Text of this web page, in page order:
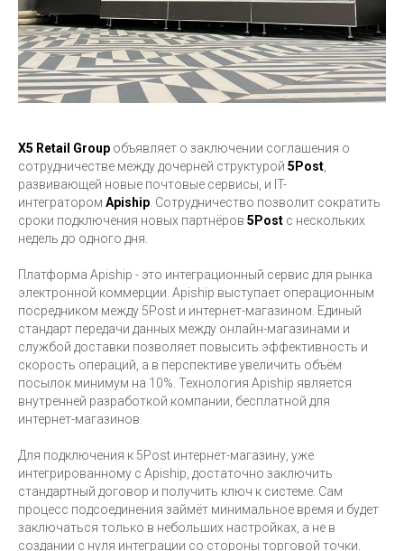
X5 Retail Group объявляет о заключении соглашения о
сотрудничестве между дочерней структурой 5Post,
развивающей новые почтовые сервисы, и IT-
интегратором Apiship. Сотрудничество позволит сократить
сроки подключения новых партнёров 5Post с нескольких
недель до одного дня.
Платформа Apiship - это интеграционный сервис для рынка
электронной коммерции. Apiship выступает операционным
посредником между 5Post и интернет-магазином. Единый
стандарт передачи данных между онлайн-магазинами и
службой доставки позволяет повысить эффективность и
скорость операций, а в перспективе увеличить объём
посылок минимум на 10%. Технология Apiship является
внутренней разработкой компании, бесплатной для
интернет-магазинов.
Для подключения к 5Post интернет-магазину, уже
интегрированному с Apiship, достаточно заключить
стандартный договор и получить ключ к системе. Сам
процесс подсоединения займёт минимальное время и будет
заключаться только в небольших настройках, а не в
создании с нуля интеграции со стороны торговой точки.